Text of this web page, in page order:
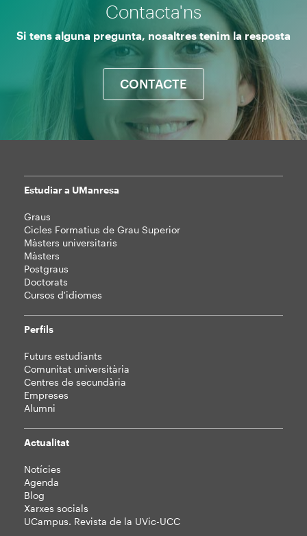
Contacta'ns
Si tens alguna pregunta, nosaltres tenim la resposta
CONTACTE
Mapa
web
Estudiar a UManresa
Graus
Cicles Formatius de Grau Superior
Màsters universitaris
Màsters
Postgraus
Doctorats
Cursos d'idiomes
Perfils
Futurs estudiants
Comunitat universitària
Centres de secundària
Empreses
Alumni
Actualitat
Notícies
Agenda
Blog
Xarxes socials
UCampus. Revista de la UVic-UCC